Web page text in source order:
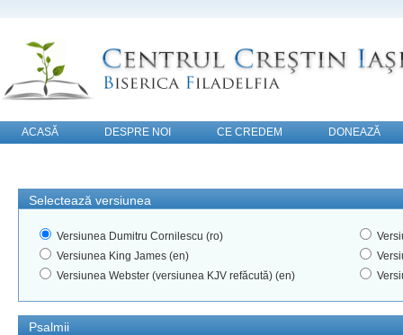
ACASĂ DESPRE NOI CE CREDEM
DONEAZĂ
Selectează versiunea
Versiunea Dumitru Cornilescu (ro)
Versiunea King James (en)
Versiunea Webster (versiunea KJV refăcută) (en)
Psalmii